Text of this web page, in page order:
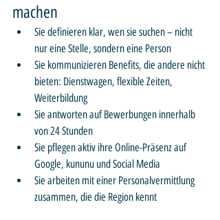
machen
Sie definieren klar, wen sie suchen – nicht
nur eine Stelle, sondern eine Person
Sie kommunizieren Benefits, die andere nicht
bieten: Dienstwagen, flexible Zeiten,
Weiterbildung
Sie antworten auf Bewerbungen innerhalb
von 24 Stunden
Sie pflegen aktiv ihre Online-Präsenz auf
Google, kununu und Social Media
Sie arbeiten mit einer Personalvermittlung
zusammen, die die Region kennt